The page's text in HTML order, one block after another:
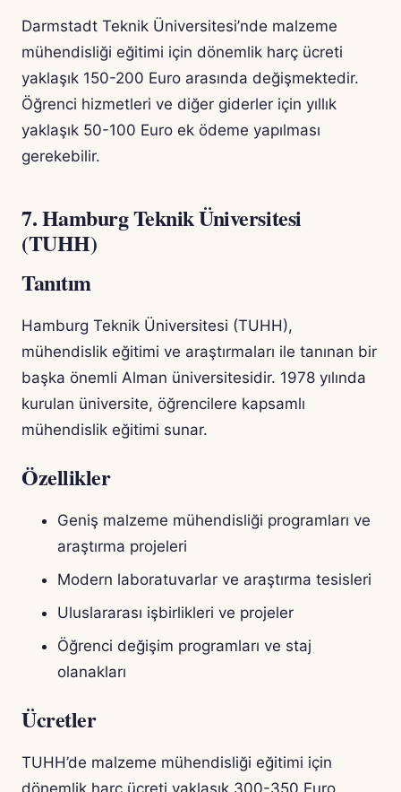
Darmstadt Teknik Üniversitesi’nde malzeme
mühendisliği eğitimi için dönemlik harç ücreti
yaklaşık 150-200 Euro arasında değişmektedir.
Öğrenci hizmetleri ve diğer giderler için yıllık
yaklaşık 50-100 Euro ek ödeme yapılması
gerekebilir.
7. Hamburg Teknik Üniversitesi
(TUHH)
Tanıtım
Hamburg Teknik Üniversitesi (TUHH),
mühendislik eğitimi ve araştırmaları ile tanınan bir
başka önemli Alman üniversitesidir. 1978 yılında
kurulan üniversite, öğrencilere kapsamlı
mühendislik eğitimi sunar.
Özellikler
Geniş malzeme mühendisliği programları ve
araştırma projeleri
Modern laboratuvarlar ve araştırma tesisleri
Uluslararası işbirlikleri ve projeler
Öğrenci değişim programları ve staj
olanakları
Ücretler
TUHH’de malzeme mühendisliği eğitimi için